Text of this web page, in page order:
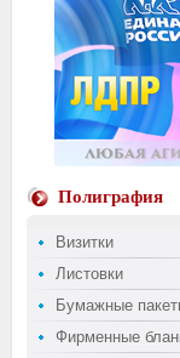
Полиграфия
Визитки
Листовки
Бумажные
Фирменные